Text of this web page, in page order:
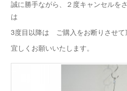
誠に勝手ながら、２度キャンセルを
は
3度目以降は ご購入をお断りさせて
宜しくお願いいたします。